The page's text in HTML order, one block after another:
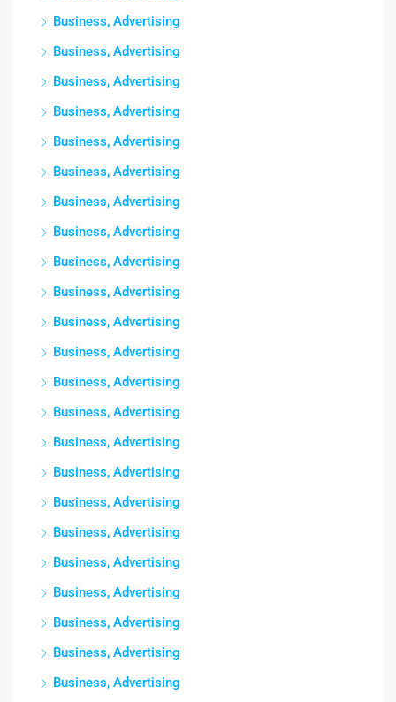
Business, Advertising
Business, Advertising
Business, Advertising
Business, Advertising
Business, Advertising
Business, Advertising
Business, Advertising
Business, Advertising
Business, Advertising
Business, Advertising
Business, Advertising
Business, Advertising
Business, Advertising
Business, Advertising
Business, Advertising
Business, Advertising
Business, Advertising
Business, Advertising
Business, Advertising
Business, Advertising
Business, Advertising
Business, Advertising
Business, Advertising